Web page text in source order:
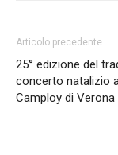
Articolo precedente
25° edizione del
concerto natalizio
Camploy di Verona